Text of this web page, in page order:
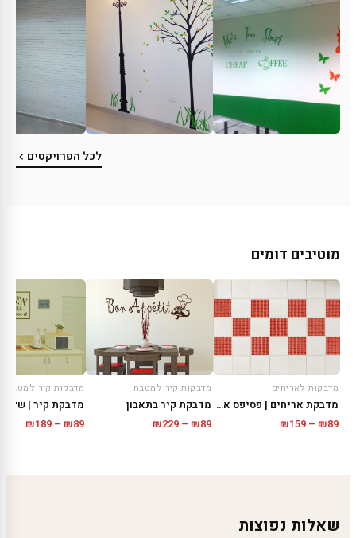
לכל הפרויקטים
מוטיבים דומים
מדבקות לאריחים
מדבקת אריחים | פסיפס אדום
₪89
–
₪159
מדבקות קיר למטבח
מדבקת קיר בתאבון
₪89
–
₪229
מדבקות קיר למטבח
מדבקת קיר | שלט
₪89
–
₪189
שאלות נפוצות